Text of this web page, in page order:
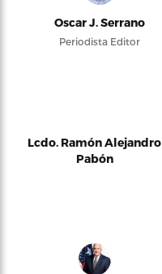
Oscar J. Serrano
Periodista Editor
Lcdo. Ramón Alejandro
Pabón